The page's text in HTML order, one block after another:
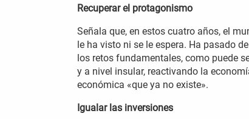
Recuperar el protagonismo
Señala que, en estos cuatro años, el
le ha visto ni se le espera. Ha pasado
los retos fundamentales, como puede
y a nivel insular, reactivando la
económica «que ya no existe».
Igualar las inversiones